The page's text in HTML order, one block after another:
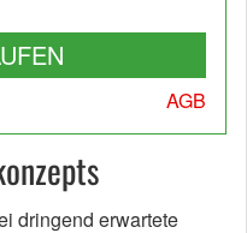
AGB
dringend erwartete